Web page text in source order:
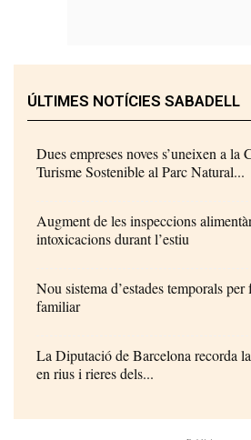
ÚLTIMES NOTÍCIES SABADELL
Dues empreses noves s’uneixen a la
Turisme Sostenible al Parc Natural...
Augment de les inspeccions
intoxicacions durant l’estiu
Nou sistema d’estades temporals
familiar
La Diputació de Barcelona recorda
en rius i rieres dels...